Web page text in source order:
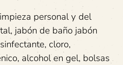
personal y del
jabón de baño jabón
cloro,
alcohol en gel, bolsas